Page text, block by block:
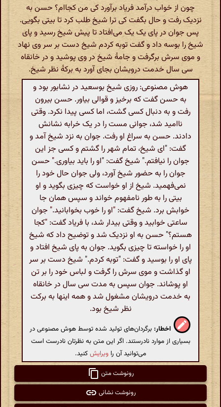
چون از خواب درآمد فریاد برآورد کی من کجاام؟ حسن به
نزدیک رفت و حال بگفت کی ترا شیخ طلب کرد تا بیتی بگویی.
پس جوان در پای یک یک می‌افتاد تا پیش شیخ رسید و پای
شیخ را بوسه داد و گفت توبه کردم شیخ دست بر سر وی نهاد
و موی سرش برگرفت و جامۀ شیخ در وی پوشید و در خانقاه
سی سال خدمت درویشان بجای آورد به برکۀ نظر شیخ.
هوش مصنوعی: روزی شیخ بوسعید در نشابور بود و
به حسن گفت که برخیز و قوالی بیاور. حسن بیرون
رفت و به دنبال کسی گشت، اما کسی پیدا نکرد. وقتی
ناامید شد، جوانی مست را در یک خرابه نشانش
دادند. حسن به سراغ او رفت. جوان به نزد شیخ آمد و
گفت: "ای شیخ، تمام شهر را گشتم و کسی جز این
جوان را نیافتم." شیخ گفت: "او را باید بیاوری." حسن
جوان را به حضور شیخ آورد، ولی جوان حال خود را
نمی‌فهمید. شیخ از او خواست که چیزی بگوید و او
بیتی را به طور نامفهوم خواند و سپس همان جا
خوابش برد. شیخ گفت: "او را خوب بخوابانید." جوان
ساعتی خوابید و وقتی بیدار شد، با فریاد گفت: "کجا
هستم؟" حسن به او نزدیک شد و توضیح داد که شیخ
او را خواسته تا چیزی بگوید. جوان به پای شیخ افتاد و
پای او را بوسید و گفت: "توبه کردم." شیخ دست بر سر
او گذاشت و موی سرش را گرفت و لباس خود را بر تن
او پوشاند. جوان سپس به مدت سی سال در خانقاه
به خدمت درویشان مشغول شد و همه اینها به برکت
نظر شیخ بود.
اخطار: برگردان‌های تولید شده توسط هوش مصنوعی در
بسیاری از موارد نادرستند. اگر این متن به نظرتان نادرست است
می‌توانید آن را ویرایشکنید.
رونوشت متن
رونوشت نشانی